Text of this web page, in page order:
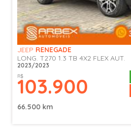
JEEP RENEGADE
LONG. T270 1.3 TB 4X2 FLEX AUT.
2023/2023
R$
103.900
66.500 km